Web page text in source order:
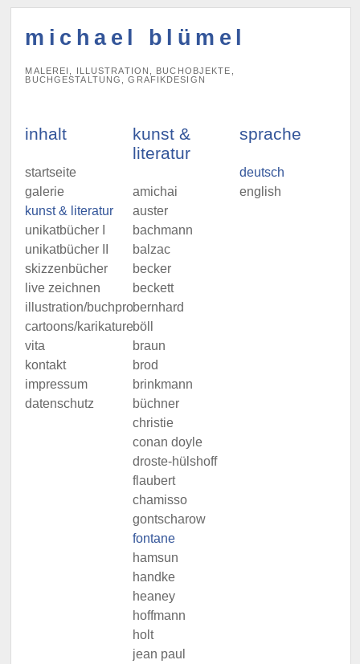
michael blümel
MALEREI, ILLUSTRATION, BUCHOBJEKTE,
BUCHGESTALTUNG, GRAFIKDESIGN
inhalt
startseite
galerie
kunst & literatur
unikatbücher I
unikatbücher II
skizzenbücher
live zeichnen
illustration/buchprojekte
cartoons/karikaturen
vita
kontakt
impressum
datenschutz
kunst &
literatur
amichai
auster
bachmann
balzac
becker
beckett
bernhard
böll
braun
brod
brinkmann
büchner
christie
conan doyle
droste-hülshoff
flaubert
chamisso
gontscharow
fontane
hamsun
handke
heaney
hoffmann
holt
jean paul
sprache
deutsch
english